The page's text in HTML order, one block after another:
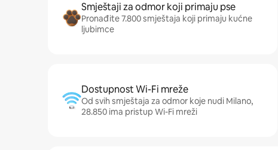
Smještaji za odmor koji primaju pse
Pronađite 7.800 smještaja koji primaju kućne
ljubimce
Dostupnost Wi-Fi mreže
Od svih smještaja za odmor koje nudi Milano,
28.850 ima pristup Wi-Fi mreži